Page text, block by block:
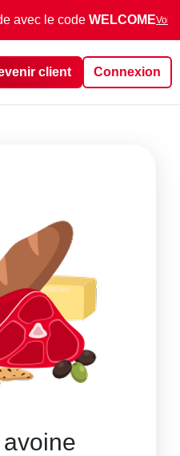
avec le code WELCOMEVoir
client Connexion